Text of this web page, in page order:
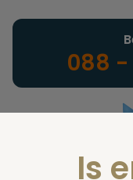
088 -
Is